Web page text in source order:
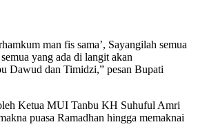
man fis sama’, Sayangilah semua
yang ada di langit akan
Dawud dan Timidzi,” pesan Bupati
Ketua MUI Tanbu KH Suhuful Amri
puasa Ramadhan hingga memaknai